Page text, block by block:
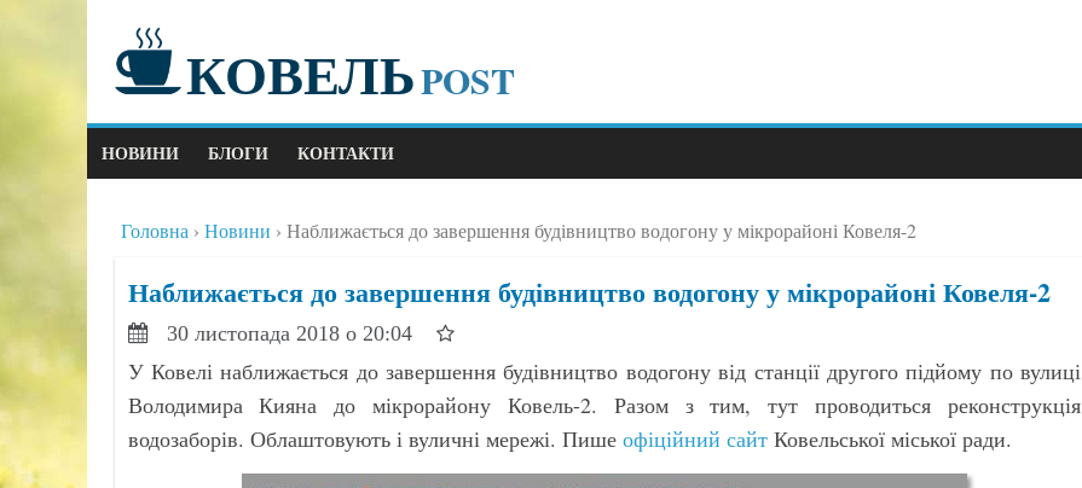
КОВЕЛЬPOST
НОВИНИ БЛОГИ КОНТАКТИ
Головна Новини Наближається до завершення будівництво водогону у мікрорайоні Ковеля-2
Наближається до завершення будівництво водогону у мікрорайоні Ковеля-2
30 листопада 2018 о 20:04
У Ковелі наближається до завершення будівництво водогону від станції другого підйому по вулиці
Володимира Кияна до мікрорайону Ковель-2. Разом з тим, тут проводиться реконструкція
водозаборів. Облаштовують і вуличні мережі. Пише офіційний сайт Ковельської міської ради.